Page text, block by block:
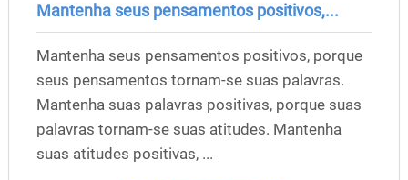
Mantenha seus pensamentos positivos,...
Mantenha seus pensamentos positivos, porque
seus pensamentos tornam-se suas palavras.
Mantenha suas palavras positivas, porque suas
palavras tornam-se suas atitudes. Mantenha
suas atitudes positivas, ...